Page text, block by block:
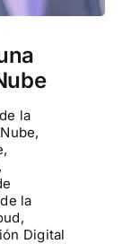
la
,
,
,
la
,
Digital